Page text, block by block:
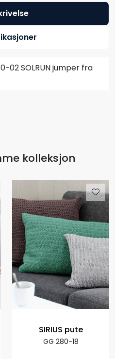
02 SOLRUN jumper fra
kolleksjon
SIRIUS pute
GG 280-18